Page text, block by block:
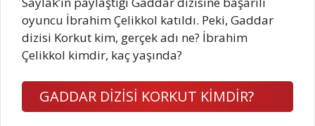
oyuncu İbrahim Çelikkol katıldı. Peki, Gaddar
dizisi Korkut kim, gerçek adı ne? İbrahim
Çelikkol kimdir, kaç yaşında?
GADDAR DİZİSİ KORKUT KİMDİR?